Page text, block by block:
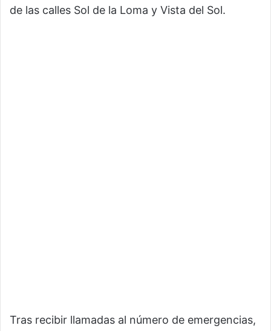
de las calles Sol de la Loma y Vista del Sol.
Tras recibir llamadas al número de emergencias,